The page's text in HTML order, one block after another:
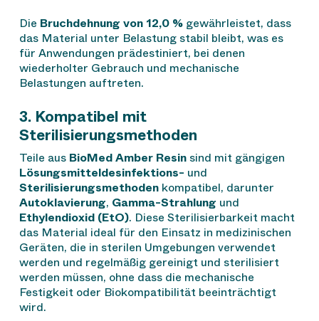
Die Bruchdehnung von 12,0 %gewährleistet, dass
das Material unter Belastung stabil bleibt, was es
für Anwendungen prädestiniert, bei denen
wiederholter Gebrauch und mechanische
Belastungen auftreten.
3. Kompatibel mit
Sterilisierungsmethoden
Teile aus BioMed Amber Resinsind mit gängigen
Lösungsmitteldesinfektions- und
Sterilisierungsmethodenkompatibel, darunter
Autoklavierung, Gamma-Strahlung und
Ethylendioxid (EtO). Diese Sterilisierbarkeit macht
das Material ideal für den Einsatz in medizinischen
Geräten, die in sterilen Umgebungen verwendet
werden und regelmäßig gereinigt und sterilisiert
werden müssen, ohne dass die mechanische
Festigkeit oder Biokompatibilität beeinträchtigt
wird.